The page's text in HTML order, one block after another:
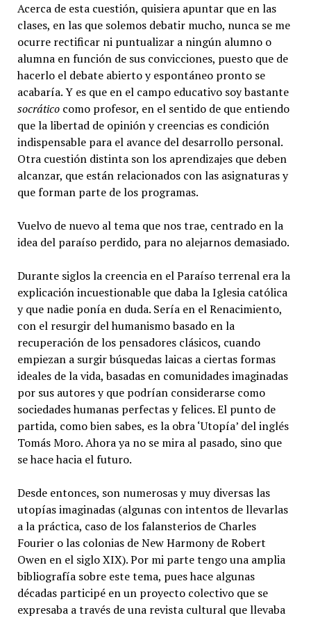
Acerca de esta cuestión, quisiera apuntar que en las
clases, en las que solemos debatir mucho, nunca se me
ocurre rectificar ni puntualizar a ningún alumno o
alumna en función de sus convicciones, puesto que de
hacerlo el debate abierto y espontáneo pronto se
acabaría. Y es que en el campo educativo soy bastante
socráticocomo profesor, en el sentido de que entiendo
que la libertad de opinión y creencias es condición
indispensable para el avance del desarrollo personal.
Otra cuestión distinta son los aprendizajes que deben
alcanzar, que están relacionados con las asignaturas y
que forman parte de los programas.
Vuelvo de nuevo al tema que nos trae, centrado en la
idea del paraíso perdido, para no alejarnos demasiado.
Durante siglos la creencia en el Paraíso terrenal era la
explicación incuestionable que daba la Iglesia católica
y que nadie ponía en duda. Sería en el Renacimiento,
con el resurgir del humanismo basado en la
recuperación de los pensadores clásicos, cuando
empiezan a surgir búsquedas laicas a ciertas formas
ideales de la vida, basadas en comunidades imaginadas
por sus autores y que podrían considerarse como
sociedades humanas perfectas y felices. El punto de
partida, como bien sabes, es la obra ‘Utopía’ del inglés
Tomás Moro. Ahora ya no se mira al pasado, sino que
se hace hacia el futuro.
Desde entonces, son numerosas y muy diversas las
utopías imaginadas (algunas con intentos de llevarlas
a la práctica, caso de los falansterios de Charles
Fourier o las colonias de New Harmony de Robert
Owen en el siglo XIX). Por mi parte tengo una amplia
bibliografía sobre este tema, pues hace algunas
décadas participé en un proyecto colectivo que se
expresaba a través de una revista cultural que llevaba